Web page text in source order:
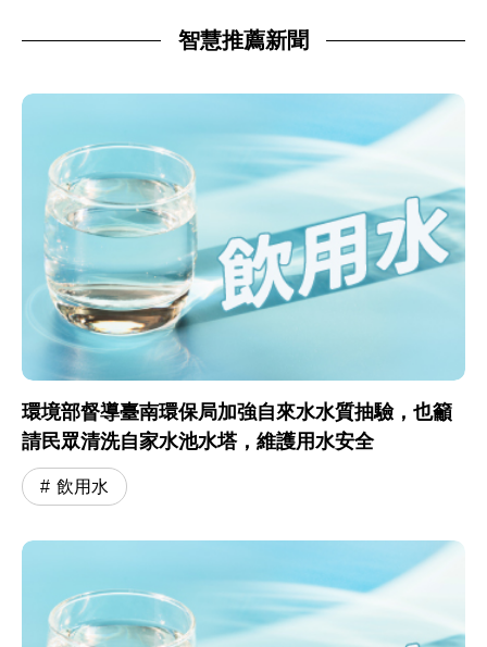
智慧推薦新聞
環境部督導臺南環保局加強自來水水質抽驗，也籲
請民眾清洗自家水池水塔，維護用水安全
飲用水